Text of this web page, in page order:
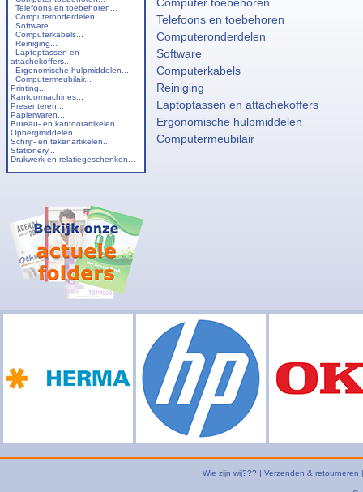
Telefoons en toebehoren...
Computeronderdelen...
Software...
Computerkabels...
Reiniging...
Laptoptassen en
attachekoffers...
Ergonomische hulpmiddelen...
Computermeubilair...
Printing...
Kantoormachines...
Presenteren...
Papierwaren...
Bureau- en kantoorartikelen...
Opbergmiddelen...
Schrijf- en tekenartikelen...
Stationery...
Drukwerk en relatiegeschenken...
Telefoons en toebehoren
Computeronderdelen
Software
Computerkabels
Reiniging
Laptoptassen en attachekoffers
Ergonomische hulpmiddelen
Computermeubilair
Wie zijn wij??? | Verzenden & retourneren